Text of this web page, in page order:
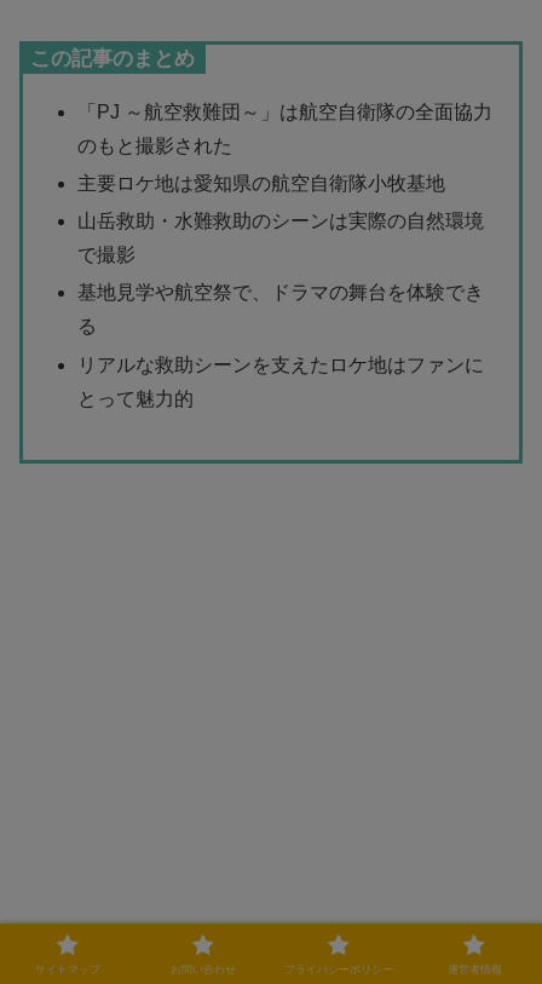
この記事のまとめ
「PJ ～航空救難団～」は航空自衛隊の全面協力
のもと撮影された
主要ロケ地は愛知県の航空自衛隊小牧基地
山岳救助・水難救助のシーンは実際の自然環境
で撮影
基地見学や航空祭で、ドラマの舞台を体験でき
る
リアルな救助シーンを支えたロケ地はファンに
とって魅力的
サイトマップ お問い合わせ プライバシーポリシー 運営者情報